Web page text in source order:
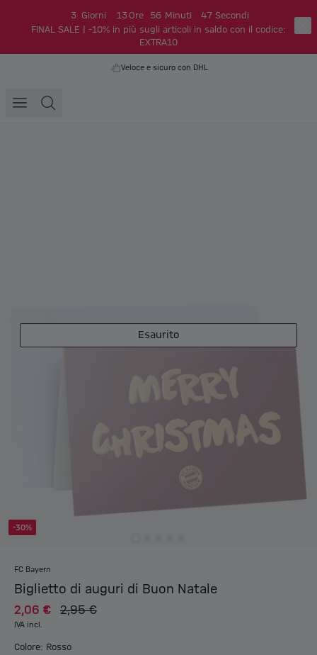
3 Giorni 13 Ore 56 Minuti 47 Secondi
FINAL SALE | -10% in più sugli articoli in saldo con il codice:
EXTRA10
Veloce e sicuro con DHL
-30%
Esaurito
FC Bayern
Biglietto di auguri di Buon Natale
2,06 € 2,95 €
IVA incl.
Colore: Rosso